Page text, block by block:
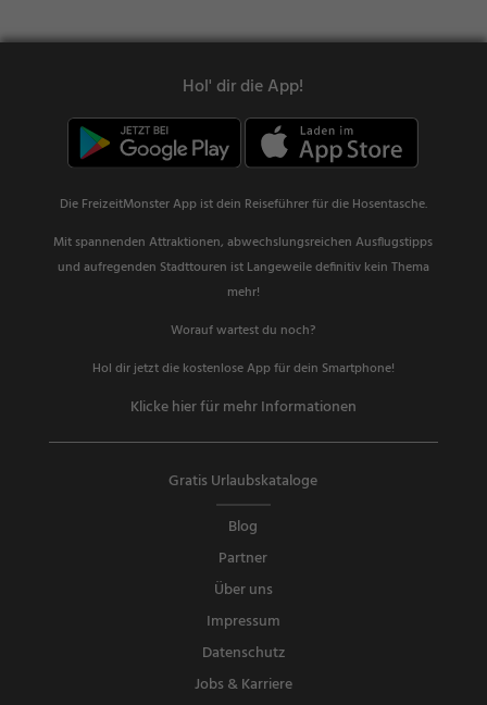
Hol' dir die App!
Die FreizeitMonster App ist dein Reiseführer für die Hosentasche.
Mit spannenden Attraktionen, abwechslungsreichen Ausflugstipps
und aufregenden Stadttouren ist Langeweile definitiv kein Thema
mehr!
Worauf wartest du noch?
Hol dir jetzt die kostenlose App für dein Smartphone!
Klicke hier für mehr Informationen
Gratis Urlaubskataloge
Blog
Partner
Über uns
Impressum
Datenschutz
Jobs & Karriere